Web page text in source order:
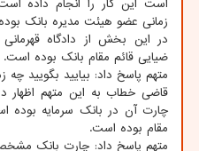
است این کار را انجام داده
زمانی عضو هیئت مدیره بانک
در این بخش از دادگاه قهرمانی
ضیایی قائم مقام بانک بوده است.
متهم پاسخ داد: بیایید بگویید
قاضی خطاب به این متهم
چارت آن در بانک سرمایه بوده
مقام بوده است.
متهم پاسخ داد: چارت بانک